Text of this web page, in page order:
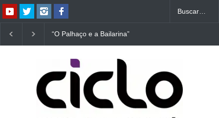
“O Palhaço e a Bailarina”
estreia hoje (1º) em
Uberlândia
Uberlândia